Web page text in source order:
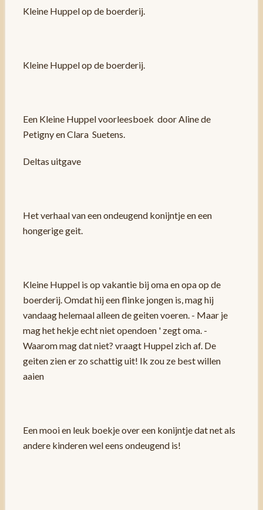
Kleine Huppel op de boerderij.
Kleine Huppel op de boerderij.
Een Kleine Huppel voorleesboek door Aline de
Petigny en Clara Suetens.
Deltas uitgave
Het verhaal van een ondeugend konijntje en een
hongerige geit.
Kleine Huppel is op vakantie bij oma en opa op de
boerderij. Omdat hij een flinke jongen is, mag hij
vandaag helemaal alleen de geiten voeren. - Maar je
mag het hekje echt niet opendoen ' zegt oma. -
Waarom mag dat niet? vraagt Huppel zich af. De
geiten zien er zo schattig uit! Ik zou ze best willen
aaien
Een mooi en leuk boekje over een konijntje dat net als
andere kinderen wel eens ondeugend is!